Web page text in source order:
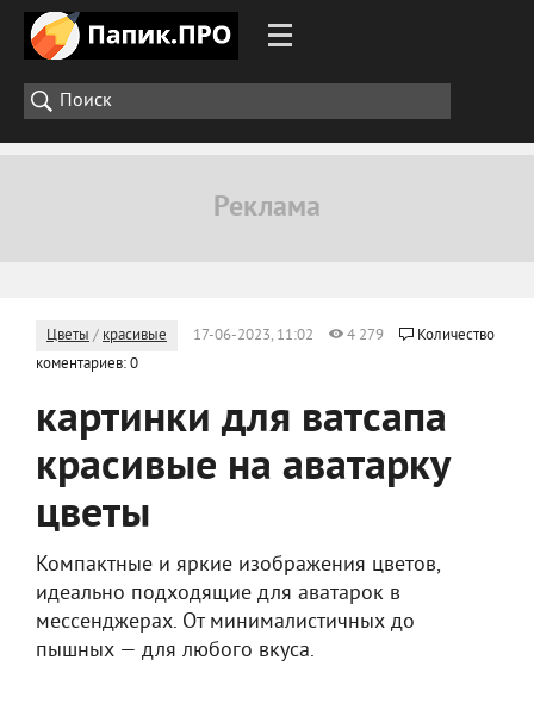
Цветы / красивые 17-06-2023, 11:02 4 279
Количество
коментариев: 0
картинки для ватсапа
красивые на аватарку
цветы
Компактные и яркие изображения цветов,
идеально подходящие для аватарок в
мессенджерах. От минималистичных до
пышных — для любого вкуса.